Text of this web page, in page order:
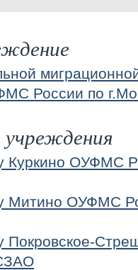
России по
Куркино ОУФМС
Митино ОУФМС
Покровское-